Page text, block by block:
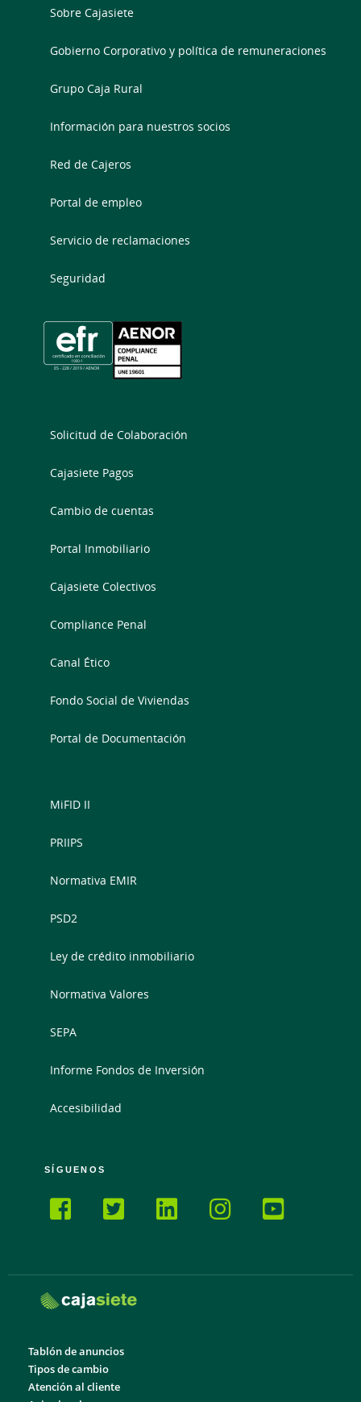
Sobre Cajasiete
Gobierno Corporativo y política de remuneraciones
Grupo Caja Rural
Información para nuestros socios
Red de Cajeros
Portal de empleo
Servicio de reclamaciones
Seguridad
Solicitud de Colaboración
Cajasiete Pagos
Cambio de cuentas
Portal Inmobiliario
Cajasiete Colectivos
Compliance Penal
Canal Ético
Fondo Social de Viviendas
Portal de Documentación
MiFID II
PRIIPS
Normativa EMIR
PSD2
Ley de crédito inmobiliario
Normativa Valores
SEPA
Informe Fondos de Inversión
Accesibilidad
SÍGUENOS
Tablón de anuncios
Tipos de cambio
Atención al cliente